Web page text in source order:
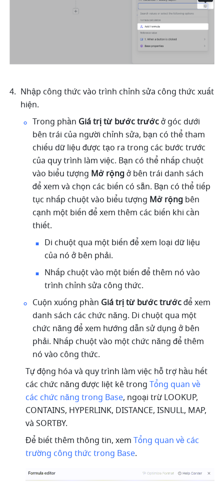
Nhập công thức vào trình chỉnh sửa công thức xuất
hiện.
Trong phần Giá trị từ bước trước ở góc dưới
bên trái của người chỉnh sửa, bạn có thể tham
chiếu dữ liệu được tạo ra trong các bước trước
của quy trình làm việc. Bạn có thể nhấp chuột
vào biểu tượng Mở rộng ở bên trái danh sách
để xem và chọn các biến có sẵn. Bạn có thể tiếp
tục nhấp chuột vào biểu tượng Mở rộng bên
cạnh một biến để xem thêm các biến khi cần
thiết.
Di chuột qua một biến để xem loại dữ liệu
của nó ở bên phải.
Nhấp chuột vào một biến để thêm nó vào
trình chỉnh sửa công thức.
Cuộn xuống phần Giá trị từ bước trước để xem
danh sách các chức năng. Di chuột qua một
chức năng để xem hướng dẫn sử dụng ở bên
phải. Nhấp chuột vào một chức năng để thêm
nó vào công thức.
Tự động hóa và quy trình làm việc hỗ trợ hầu hết
các chức năng được liệt kê trong Tổng quan về
các chức năng trong Base, ngoại trừ LOOKUP,
CONTAINS, HYPERLINK, DISTANCE, ISNULL, MAP,
và SORTBY.
Để biết thêm thông tin, xem Tổng quan về các
trường công thức trong Base.